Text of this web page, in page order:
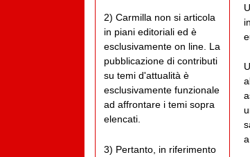
2) Carmilla non si articola
in piani editoriali ed è
esclusivamente on line. La
pubblicazione di contributi
su temi d'attualità è
esclusivamente funzionale
ad affrontare i temi sopra
elencati.
3) Pertanto, in riferimento